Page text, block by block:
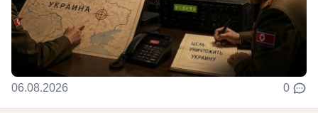
06.08.2026 0